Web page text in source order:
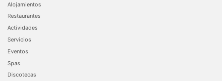
Alojamientos
Restaurantes
Actividades
Servicios
Eventos
Spas
Discotecas